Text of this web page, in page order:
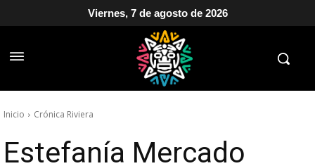
Viernes, 7 de agosto de 2026
Inicio Crónica Riviera
Estefanía Mercado